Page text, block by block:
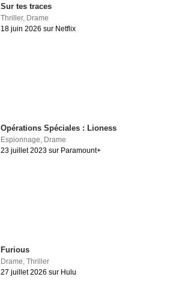
Sur tes traces
Thriller, Drame
18 juin 2026 sur Netflix
Opérations Spéciales : Lioness
Espionnage, Drame
23 juillet 2023 sur Paramount+
Furious
Drame,Thriller
27 juillet 2026 sur Hulu